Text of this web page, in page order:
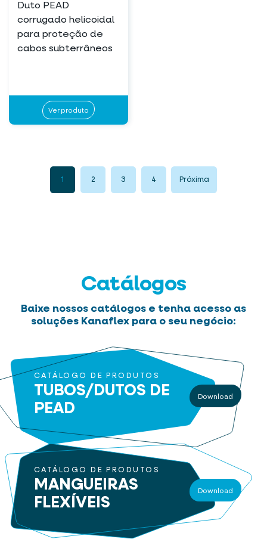
Duto PEAD
corrugado helicoidal
para proteção de
cabos subterrâneos
Ver produto
1 2 3 4 Próxima
Catálogos
Baixe nossos catálogos e tenha acesso as
soluções Kanaflex para o seu negócio:
CATÁLOGO DE PRODUTOS
TUBOS/DUTOS DE
PEAD
Download
CATÁLOGO DE PRODUTOS
MANGUEIRAS
FLEXÍVEIS
Download